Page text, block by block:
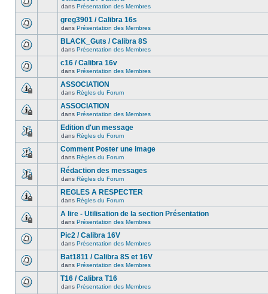
dans Présentation des Membres
greg3901 / Calibra 16s
dans Présentation des Membres
BLACK_Guts / Calibra 8S
dans Présentation des Membres
c16 / Calibra 16v
dans Présentation des Membres
ASSOCIATION
dans Règles du Forum
ASSOCIATION
dans Présentation des Membres
Edition d'un message
dans Règles du Forum
Comment Poster une image
dans Règles du Forum
Rédaction des messages
dans Règles du Forum
REGLES A RESPECTER
dans Règles du Forum
A lire - Utilisation de la section Présentation
dans Présentation des Membres
Pic2 / Calibra 16V
dans Présentation des Membres
Bat1811 / Calibra 8S et 16V
dans Présentation des Membres
T16 / Calibra T16
dans Présentation des Membres